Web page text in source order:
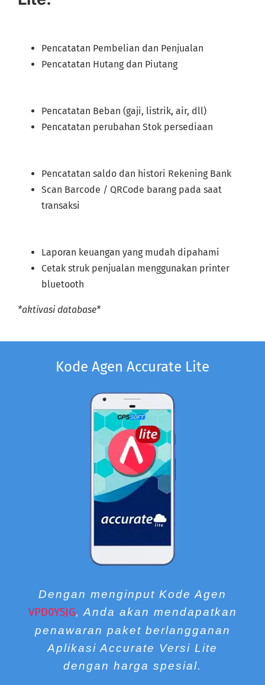
Pencatatan Pembelian dan Penjualan
Pencatatan Hutang dan Piutang
Pencatatan Beban (gaji, listrik, air, dll)
Pencatatan perubahan Stok persediaan
Pencatatan saldo dan histori Rekening Bank
Scan Barcode / QRCode barang pada saat
transaksi
Laporan keuangan yang mudah dipahami
Cetak struk penjualan menggunakan printer
bluetooth
*aktivasi database*
Kode Agen Accurate Lite
Dengan menginput Kode Agen
VPD0Y5JG, Anda akan mendapatkan
penawaran paket berlangganan
Aplikasi Accurate Versi Lite
dengan harga spesial.